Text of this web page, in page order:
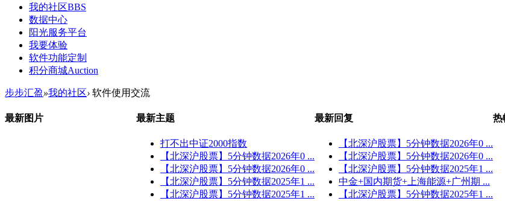
我的社区BBS
数据中心
阳光服务平台
我要体验
软件功能定制
积分商城Auction
步步汇盈»我的社区› 软件使用交流
最新图片 最新主题
打不出中证2000指数
【北深沪股票】5分钟数据2026年0 ...
【北深沪股票】5分钟数据2026年0 ...
【北深沪股票】5分钟数据2025年1 ...
【北深沪股票】5分钟数据2025年1 ...
最新回复
【北深沪股票】5分钟数据2026年0 ...
【北深沪股票】5分钟数据2026年0 ...
【北深沪股票】5分钟数据2025年1 ...
中金+国内期货+上海能源+广州期 ...
【北深沪股票】5分钟数据2025年1 ...
热